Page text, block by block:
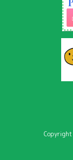
Copyright